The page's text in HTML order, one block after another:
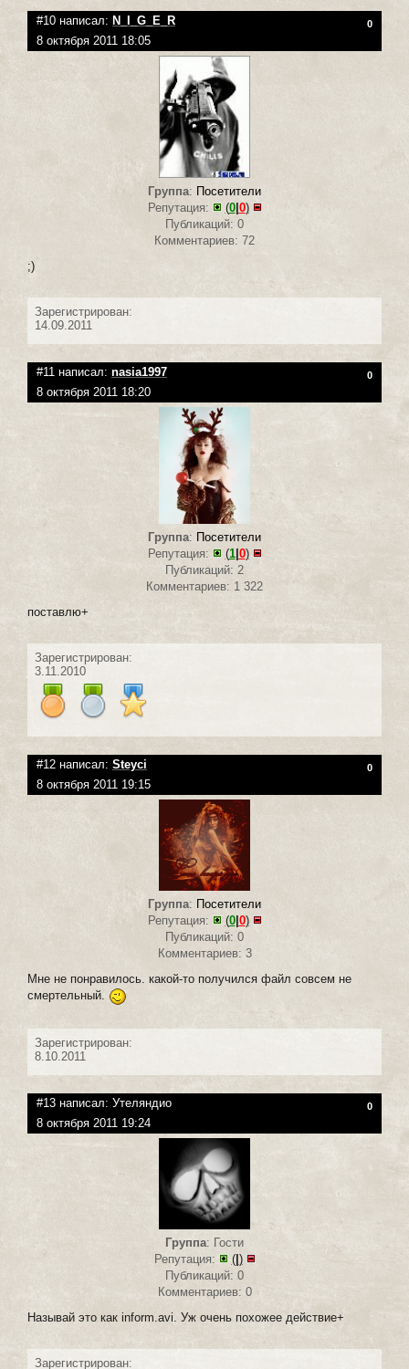
#10 написал: N_I_G_E_R 0
8 октября 2011 18:05
Группа: Посетители
Репутация:
(0|0)
Публикаций: 0
Комментариев: 72
;)
Зарегистрирован:
14.09.2011
#11 написал: nasia1997 0
8 октября 2011 18:20
Группа: Посетители
Репутация:
(1| 0)
Публикаций: 2
Комментариев: 1 322
поставлю+
Зарегистрирован:
3.11.2010
#12 написал: Steyci 0
8 октября 2011 19:15
Группа: Посетители
Репутация:
(0| 0)
Публикаций: 0
Комментариев: 3
Мне не понравилось. какой-то получился файл совсем не
смертельный.
Зарегистрирован:
8.10.2011
#13 написал: Утеляндио 0
8 октября 2011 19:24
Группа: Гости
Репутация:
(| )
Публикаций: 0
Комментариев: 0
Называй это как inform.avi. Уж очень похожее действие+
Зарегистрирован: